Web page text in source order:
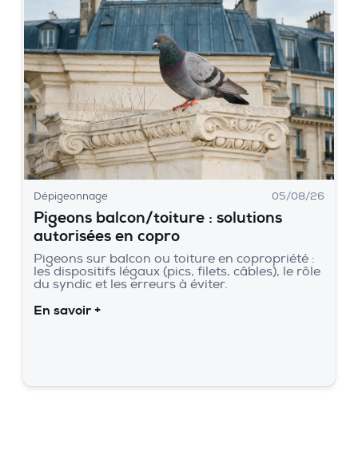
Dépigeonnage 05/08/26
Pigeons balcon/toiture : solutions
autorisées en copro
Pigeons sur balcon ou toiture en copropriété :
les dispositifs légaux (pics, filets, câbles), le rôle
du syndic et les erreurs à éviter.
En savoir +